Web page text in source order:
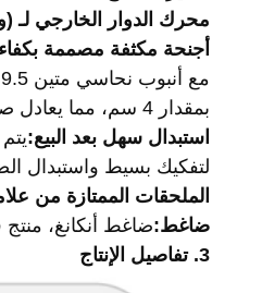
محرك الدوار الخارجي لـ
أجنحة مكثفة مصممة
مع أنبوب نحاسي متين 9.5 ملم مقترن بمادة الزعانف الموسعة ، مما يرفع الارتفاع
بمقدار 4 سم، مما يعادل صفين من أنابيب النحاس، لتعزيز تدفق عال وتبديد الحرارة الفعال.
استبدال سهل بعد البيع:
لتفكيك بسيط واستبدال
الملحقات الممتازة من
ضاغط:ضاغط أنكانغ،
3. تفاصيل الإنتاج